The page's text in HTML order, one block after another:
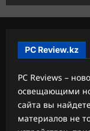
PC Review.kz
PC Reviews –
освещающими
сайта вы
материалов не